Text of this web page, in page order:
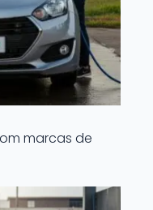
marcas de